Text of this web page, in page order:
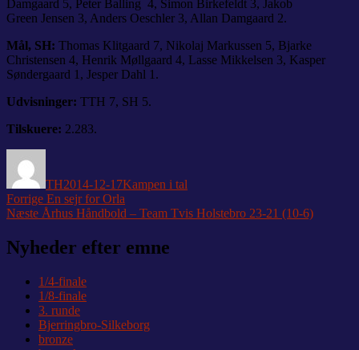
Damgaard 5, Peter Balling 4, Simon Birkefeldt 3, Jakob
Green Jensen 3, Anders Oeschler 3, Allan Damgaard 2.
Mål, SH: Thomas Klitgaard 7, Nikolaj Markussen 5, Bjarke
Christensen 4, Henrik Møllgaard 4, Lasse Mikkelsen 3, Kasper
Søndergaard 1, Jesper Dahl 1.
Udvisninger: TTH 7, SH 5.
Tilskuere: 2.283.
TH2014-12-17Kampen i tal
Indlægsnavigation
Forrige Forrige
indlæg:
En sejr for Orla
Næste Næste
Århus Håndbold – Team Tvis Holstebro 23-21 (10-6)
Nyheder efter emne
1/4-finale
1/8-finale
3. runde
Bjerringbro-Silkeborg
bronze